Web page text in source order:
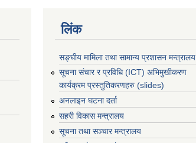
लिंक
सङ्घीय मामिला तथा सामान्य प्रशासन मन्त्रालय
सूचना संचार र प्रविधि (ICT) अभिमुखीकरण
कार्यक्रम प्रस्तुतिकरणहरु (slides)
अनलाइन घटना दर्ता
सहरी विकास मन्त्रालय
सूचना तथा सञ्चार मन्त्रालय